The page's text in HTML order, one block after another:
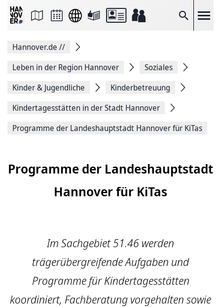
Suche
Seite
Facebook
teilen
Seitenlink
Seite
Hannover.de //
Leben in der Region Hannover
Soziales
Kinder & Jugendliche
Kinderbetreuung
Kindertagesstätten in der Stadt Hannover
Programme der Landeshauptstadt Hannover für KiTas
Programme der Landeshauptstadt
Hannover für KiTas
Im Sachgebiet 51.46 werden
trägerübergreifende Aufgaben und
Programme für Kindertagesstätten
koordiniert, Fachberatung vorgehalten sowie